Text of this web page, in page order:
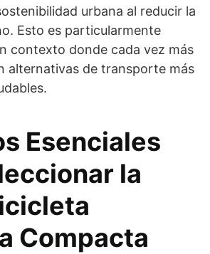
urbana al reducir la
Esto es particularmente
contexto donde cada vez más
alternativas de transporte más
Esenciales
la
Compacta